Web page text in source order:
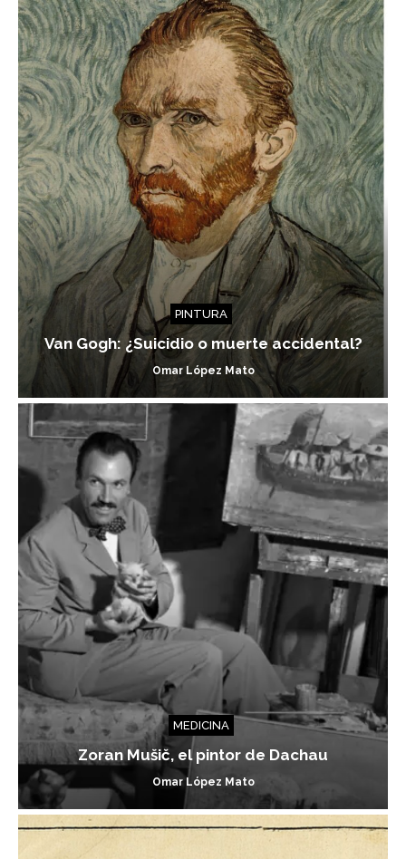
PINTURA
Van Gogh: ¿Suicidio o muerte accidental?
Omar López Mato
MEDICINA
Zoran Mušič, el pintor de Dachau
Omar López Mato